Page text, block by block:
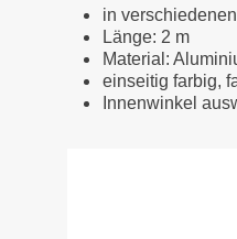
in
Länge: 2 m
Material:
einseitig farbig,
Innenwinkel